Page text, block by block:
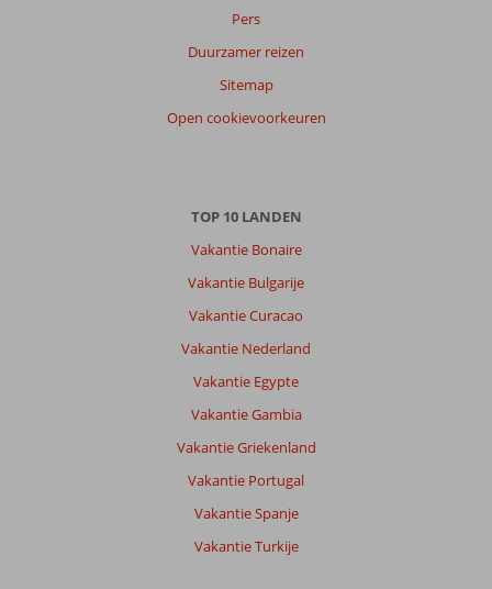
Pers
Duurzamer reizen
Sitemap
Open cookievoorkeuren
TOP 10 LANDEN
Vakantie Bonaire
Vakantie Bulgarije
Vakantie Curacao
Vakantie Nederland
Vakantie Egypte
Vakantie Gambia
Vakantie Griekenland
Vakantie Portugal
Vakantie Spanje
Vakantie Turkije